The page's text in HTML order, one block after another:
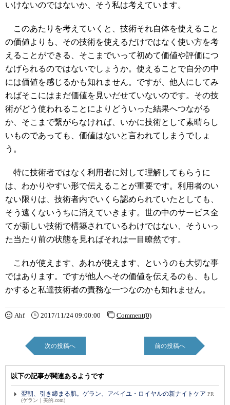
いけないのではないか、そう私は考えています。
このあたりを考えていくと、技術それ自体を使えること
の価値よりも、その技術を使えるだけではなく使い方を考
えることができる、そこまでいって初めて価値や評価につ
なげられるのではないでしょうか。使えることで自分の中
には価値を感じるかも知れません。ですが、他人にしてみ
ればそこにはまだ価値を見いだせていないのです。その技
術がどう使われることによりどういった結果へつながる
か、そこまで繋がらなければ、いかに技術として素晴らし
いものであっても、価値はないと言われてしまうでしょ
う。
特に技術者ではなく利用者に対して理解してもらうに
は、わかりやすい形で伝えることが重要です。利用者のい
ない限りは、技術者内でいくら認められていたとしても、
そう遠くないうちに消えていきます。世の中のサービス全
てが新しい技術で構築されているわけではない、そういっ
た当たり前の状態を見ればそれは一目瞭然です。
これが使えます、あれが使えます、というのも大切な事
ではあります。ですが他人へその価値を伝えるのも、もし
かすると私達技術者の責務な一つなのかも知れません。
Ahf 2017/11/24 09:00:00 Comment(0)
次の投稿へ 前の投稿へ
以下の記事が関連あるようです
翌朝、引き締まる肌。ゲラン、アベイユ・ロイヤルの新ナイトケア PR
(ゲラン｜美的.com)